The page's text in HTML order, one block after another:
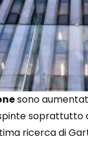
sono
ricerca di